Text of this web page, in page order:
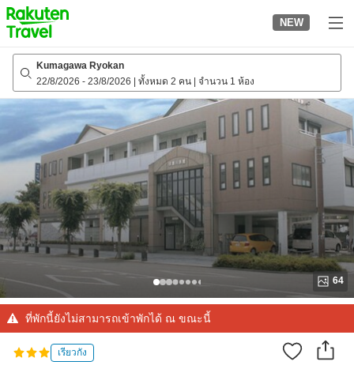
to
top
page
NEW
Kumagawa Ryokan
22/8/2026 - 23/8/2026 ทั้งหมด 2 คน จำนวน 1 ห้อง
64
ที่พักนี้ยังไม่สามารถเข้าพักได้ ณ ขณะนี้
เรียวกัง